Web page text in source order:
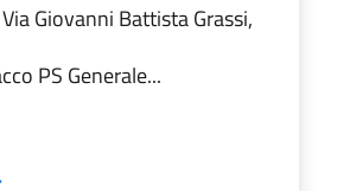
Via Giovanni Battista Grassi,
PS Generale...